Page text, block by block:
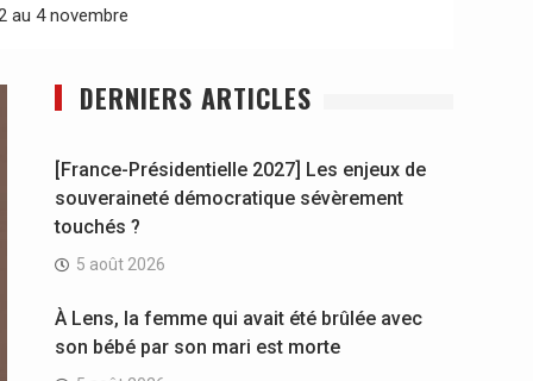
au 4 novembre
DERNIERS ARTICLES
[France-Présidentielle 2027] Les enjeux de
souveraineté démocratique sévèrement
touchés ?
5 août 2026
À Lens, la femme qui avait été brûlée avec
son bébé par son mari est morte